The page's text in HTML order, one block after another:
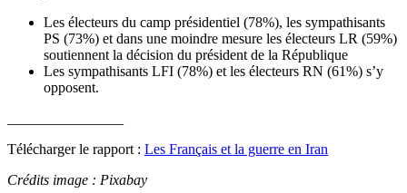
Les électeurs du camp présidentiel (78%), les sympathisants
PS (73%) et dans une moindre mesure les électeurs LR (59%)
soutiennent la décision du président de la République
Les sympathisants LFI (78%) et les électeurs RN (61%) s’y
opposent.
Télécharger le rapport : Les Français et la guerre en Iran
Crédits image : Pixabay